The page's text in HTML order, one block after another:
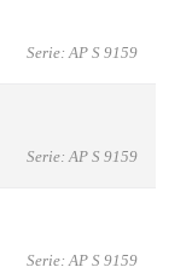
Serie: AP S 9159
Serie: AP S 9159
Serie: AP S 9159